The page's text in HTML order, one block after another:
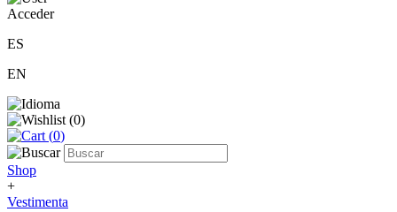
Acceder
ES
EN
(0)
(0)
Shop
+
Vestimenta